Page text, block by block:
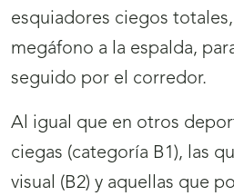
esquiadores ciegos
megáfono a la espalda,
seguido por el corredor.
Al igual que en otros
ciegas (categoría B1), las
visual (B2) y aquellas que